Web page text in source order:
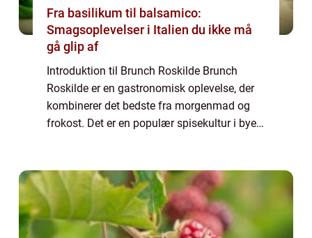
Fra basilikum til balsamico:
Smagsoplevelser i Italien du ikke må
gå glip af
Introduktion til Brunch Roskilde Brunch
Roskilde er en gastronomisk oplevelse, der
kombinerer det bedste fra morgenmad og
frokost. Det er en populær spisekultur i byen
unikke bl...